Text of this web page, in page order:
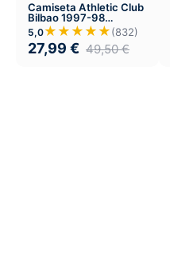
Camiseta Athletic Club
Bilbao 1997-98
Visitante
5,0★★★★★(832)
27,99 € 49,50€